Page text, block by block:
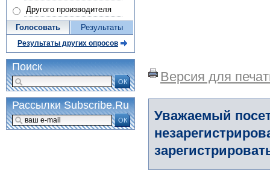
Версия для
Уважаемый
Другого производителя
Голосовать Результаты
Результаты других опросов
Поиск
ОК
Рассылки Subscribe.Ru
ОК